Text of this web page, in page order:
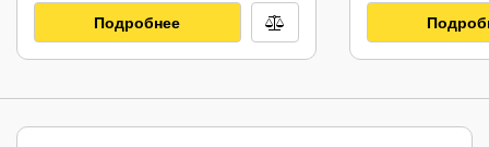
Подробнее